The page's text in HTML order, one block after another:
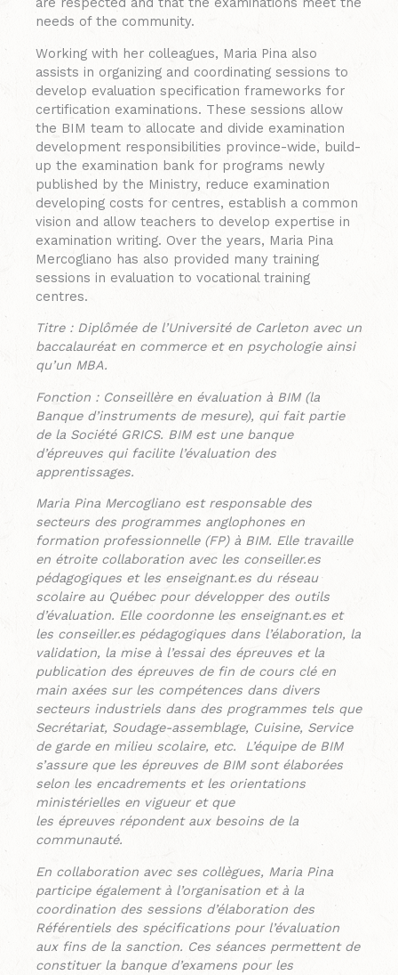
needs of the community.
Working with her colleagues, Maria Pina also
assists in organizing and coordinating sessions to
develop evaluation specification frameworks for
certification examinations. These sessions allow
the BIM team to allocate and divide examination
development responsibilities province-wide, build-
up the examination bank for programs newly
published by the Ministry, reduce examination
developing costs for centres, establish a common
vision and allow teachers to develop expertise in
examination writing. Over the years, Maria Pina
Mercogliano has also provided many training
sessions in evaluation to vocational training
centres.
Titre : Diplômée de l’Université de Carleton avec un
baccalauréat en commerce et en psychologie ainsi
qu’un MBA.
Fonction : Conseillère en évaluation à BIM (la
Banque d’instruments de mesure), qui fait partie
de la Société GRICS. BIM est une banque
d’épreuves qui facilite l’évaluation des
apprentissages.
Maria Pina Mercogliano est responsable des
secteurs des programmes anglophones en
formation professionnelle (FP) à BIM. Elle travaille
en étroite collaboration avec les conseiller.es
pédagogiques et les enseignant.es du réseau
scolaire au Québec pour développer des outils
d’évaluation. Elle coordonne les enseignant.es et
les conseiller.es pédagogiques dans l’élaboration, la
validation, la mise à l’essai des épreuves et la
publication des épreuves de fin de cours clé en
main axées sur les compétences dans divers
secteurs industriels dans des programmes tels que
Secrétariat, Soudage-assemblage, Cuisine, Service
de garde en milieu scolaire, etc. L’équipe de BIM
s’assure que les épreuves de BIM sont élaborées
selon les encadrements et les orientations
ministérielles en vigueur et que
les épreuves répondent aux besoins de la
communauté.
En collaboration avec ses collègues, Maria Pina
participe également à l’organisation et à la
coordination des sessions d’élaboration des
Référentiels des spécifications pour l’évaluation
aux fins de la sanction. Ces séances permettent de
constituer la banque d’examens pour les